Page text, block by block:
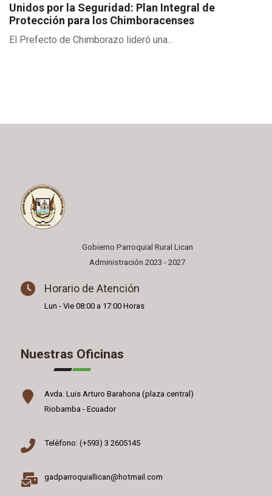
Unidos por la Seguridad: Plan Integral de
Protección para los Chimboracenses
El Prefecto de Chimborazo lideró una...
Gobierno Parroquial Rural Lican
Administración 2023 - 2027
Horario de Atención
Lun - Vie 08:00 a 17:00 Horas
Nuestras Oficinas
Avda. Luis Arturo Barahona (plaza central)
Riobamba - Ecuador
Teléfono: (+593) 3 2605145
gadparroquiallican@hotmail.com